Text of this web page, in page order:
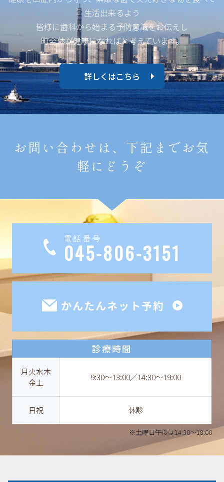
生活出来るよう
皆様に歯科から始まる予防意識をお伝えし
町全体が健康になればと考えています。
詳しくはこちら
お問い合わせは、下記までお気
軽にどうぞ
電話番号
045-806-3151
かんたんネット予約
診療時間
月火水木
金土
9:30〜13:00／14:30〜19:00
日祝 休診
※土曜日午後は14:30～18:00